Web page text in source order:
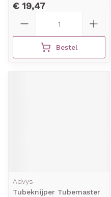
€ 19,47
Bestel
Advys
Tubeknijper Tubemaster